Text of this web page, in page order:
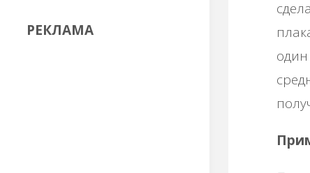
РЕКЛАМА